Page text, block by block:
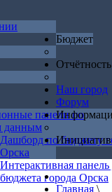
Бюджет
панели по
данным
Дашборд по бюджету
Орска
Интерактивная панель
бюджета города Орска
Отчётность
Наш город
Форум
Главная \